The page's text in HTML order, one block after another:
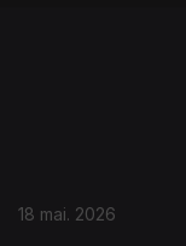
18 mai. 2026